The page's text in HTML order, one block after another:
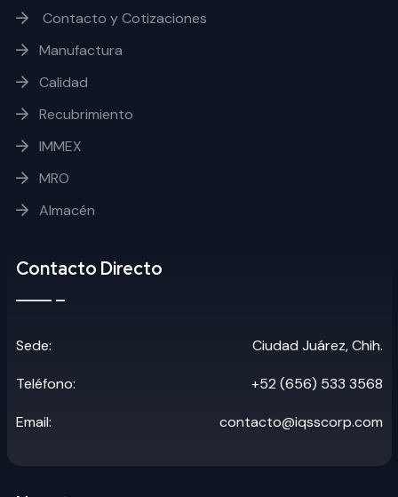
Contacto y Cotizaciones
Manufactura
Calidad
Recubrimiento
IMMEX
MRO
Almacén
Contacto Directo
Sede: Ciudad Juárez, Chih.
Teléfono: +52 (656) 533 3568
Email: contacto@iqsscorp.com